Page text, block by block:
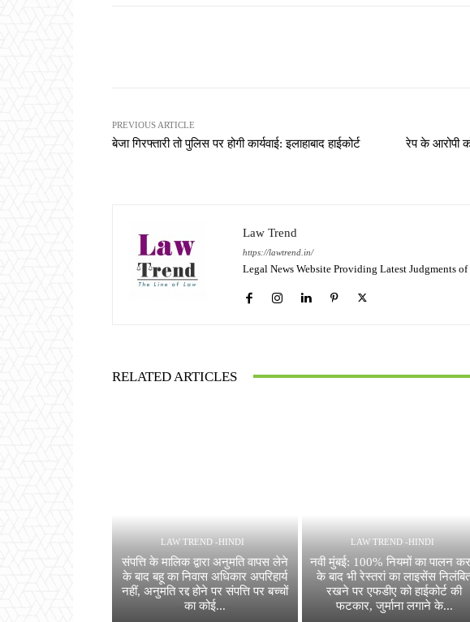
PREVIOUS ARTICLE
बेजा गिरफ्तारी तो पुलिस पर होगी कार्यवाई: इलाहाबाद हाईकोर्ट
रेप के आरोपी
Law Trend
https://lawtrend.in/
Legal News Website Providing Latest Judgments
RELATED ARTICLES
LAW TREND -HINDI
संपत्ति के मालिक द्वारा अनुमति वापस लेने
के बाद बहू का निवास अधिकार अपरिहार्य
नहीं, अनुमति रद्द होने पर संपत्ति पर बच्चों
का कोई...
LAW TREND -HINDI
नवी मुंबई: 100% नियमों का पालन
के बाद भी रेस्तरां का लाइसेंस
रखने पर एफडीए को हाईकोर्ट की
फटकार, जुर्माना लगाने के...